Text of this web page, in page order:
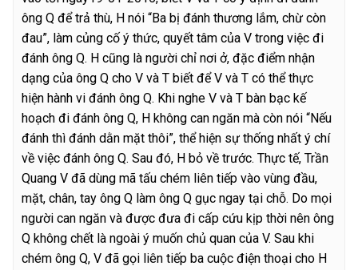
ông Q để trả thù, H nói “Ba bị đánh thương lắm, chừ còn
đau”, làm củng cố ý thức, quyết tâm của V trong việc đi
đánh ông Q. H cũng là người chỉ nơi ở, đặc điểm nhận
dạng của ông Q cho V và T biết để V và T có thể thực
hiện hành vi đánh ông Q. Khi nghe V và T bàn bạc kế
hoạch đi đánh ông Q, H không can ngăn mà còn nói “Nếu
đánh thì đánh dằn mặt thôi”, thể hiện sự thống nhất ý chí
về việc đánh ông Q. Sau đó, H bỏ về trước. Thực tế, Trần
Quang V đã dùng mã tấu chém liên tiếp vào vùng đầu,
mặt, chân, tay ông Q làm ông Q gục ngay tại chỗ. Do mọi
người can ngăn và được đưa đi cấp cứu kịp thời nên ông
Q không chết là ngoài ý muốn chủ quan của V. Sau khi
chém ông Q, V đã gọi liên tiếp ba cuộc điện thoại cho H